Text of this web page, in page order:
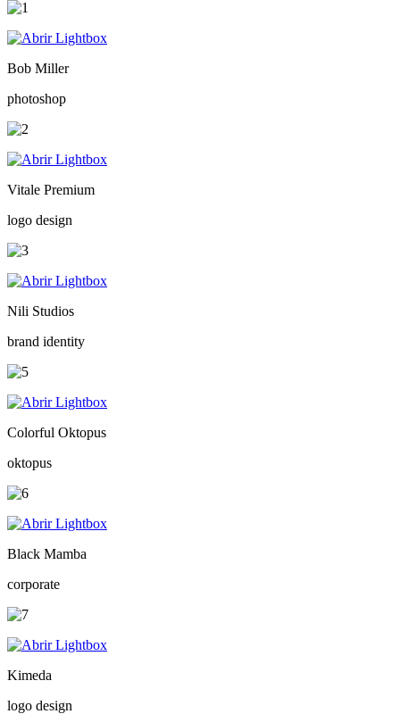
Bob Miller
photoshop
Vitale Premium
logo design
Nili Studios
brand identity
Colorful Oktopus
oktopus
Black Mamba
corporate
Kimeda
logo design